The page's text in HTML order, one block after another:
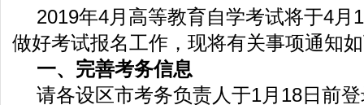
2019年4月高等教育自学考试将于4月
做好考试报名工作，现将有关事项通知
一、完善考务信息
请各设区市考务负责人于1月18日前